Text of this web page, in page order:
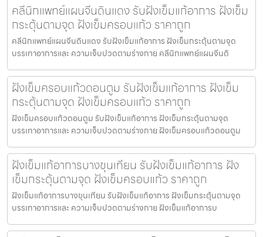
คลีนิกแพทย์แผนจีนดินแดง รับฝังเข็มแก้อาการ ฝังเข็ม
กระตุ้นตามจุด ฝังเข็มครอบแก้ว ราคาถูก
คลีนิกแพทย์แผนจีนดินแดง รับฝังเข็มแก้อาการ ฝังเข็มกระตุ้นตามจุด
บรรเทาอาการและ ความเจ็บปวดตามร่างกาย คลีนิกแพทย์แผนจีนดิ
ฝังเข็มครอบแก้วดอนตูม รับฝังเข็มแก้อาการ ฝังเข็ม
กระตุ้นตามจุด ฝังเข็มครอบแก้ว ราคาถูก
ฝังเข็มครอบแก้วดอนตูม รับฝังเข็มแก้อาการ ฝังเข็มกระตุ้นตามจุด
บรรเทาอาการและ ความเจ็บปวดตามร่างกาย ฝังเข็มครอบแก้วดอนตูม
ฝังเข็มแก้อาการบางขุนเทียน รับฝังเข็มแก้อาการ ฝัง
เข็มกระตุ้นตามจุด ฝังเข็มครอบแก้ว ราคาถูก
ฝังเข็มแก้อาการบางขุนเทียน รับฝังเข็มแก้อาการ ฝังเข็มกระตุ้นตามจุด
บรรเทาอาการและ ความเจ็บปวดตามร่างกาย ฝังเข็มแก้อาการบ